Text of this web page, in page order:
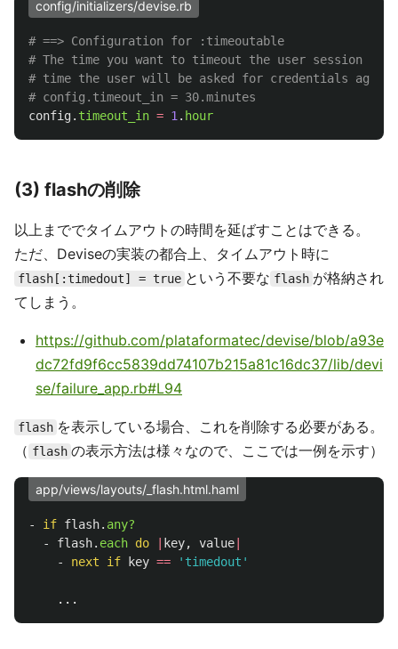
config/initializers/devise.rb
# ==> Configuration for :timeoutable
# The time you want to timeout the user session
# time the user will be asked for credentials
# config.timeout_in = 30.minutes
config. timeout_in = 1 . hour
(3) flashの削除
以上まででタイムアウトの時間を延ばすことはできる。
ただ、Deviseの実装の都合上、タイムアウト時に
flash[:timedout] = true という不要な flash が格納され
てしまう。
https://github.com/plataformatec/devise/blob/a93e
dc72fd9f6cc5839dd74107b215a81c16dc37/lib/devi
se/failure_app.rb#L94
flash を表示している場合、これを削除する必要がある。
（ flash の表示方法は様々なので、ここでは一例を示す）
app/views/layouts/_flash.html.haml
- if flash. any?
-
flash. each do key, value
-
next if key == 'timedout'